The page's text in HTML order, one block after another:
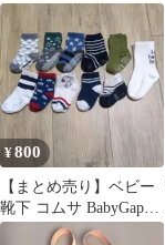
¥800
【まとめ売り】ベビー
靴下 コムサ BabyGap
BRANSHES 11足セッ